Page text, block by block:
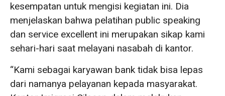
kesempatan untuk mengisi kegiatan ini. Dia
menjelaskan bahwa pelatihan public speaking
dan service excellent ini merupakan sikap kami
sehari-hari saat melayani nasabah di kantor.
“Kami sebagai karyawan bank tidak bisa lepas
dari namanya pelayanan kepada masyarakat.